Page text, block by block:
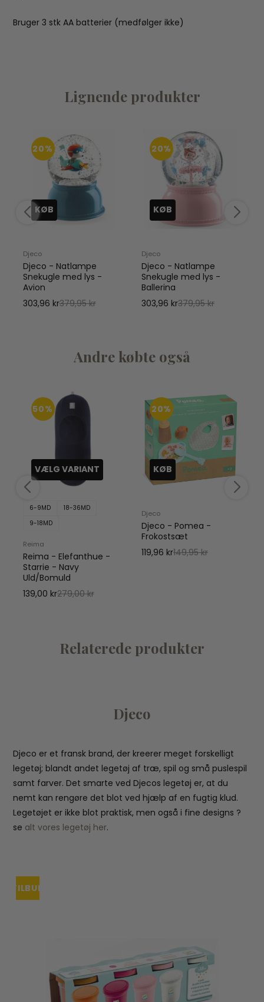
Bruger 3 stk AA batterier (medfølger ikke)
Lignende produkter
20%
KØB
Djeco
Djeco - Natlampe
Snekugle med lys -
Avion
303,96 kr379,95 kr
20%
KØB
Djeco
Djeco - Natlampe
Snekugle med lys -
Ballerina
303,96 kr379,95 kr
Andre købte også
50%
VÆLG VARIANT
6-9MD
18-36MD
9-18MD
Reima
Reima - Elefanthue -
Starrie - Navy
Uld/Bomuld
139,00 kr279,00 kr
20%
KØB
Djeco
Djeco - Pomea -
Frokostsæt
119,96 kr149,95 kr
Relaterede produkter
Djeco
Djeco er et fransk brand, der kreerer meget forskelligt
legetøj; blandt andet legetøj af træ, spil og små puslespil
samt farver. Det smarte ved Djecos legetøj er, at du
nemt kan rengøre det blot ved hjælp af en fugtig klud.
Legetøjet er ikke blot praktisk, men også i fine designs ?
se alt vores legetøj her.
TILBUD